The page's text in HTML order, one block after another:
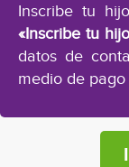
Inscribe tu
«Inscribe tu
datos de
medio de